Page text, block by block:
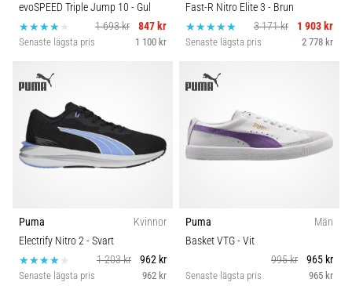
evoSPEED Triple Jump 10 - Gul
1 693 kr
847 kr
Senaste lägsta pris 1 100 kr
Fast-R Nitro Elite 3 - Brun
3 171 kr
1 903 kr
Senaste lägsta pris 2 778 kr
Puma
Kvinnor
Electrify Nitro 2- Svart
1 203 kr
962 kr
Senaste lägsta pris 962 kr
Puma
Män
Basket VTG- Vit
995 kr
965 kr
Senaste lägsta pris 965 kr